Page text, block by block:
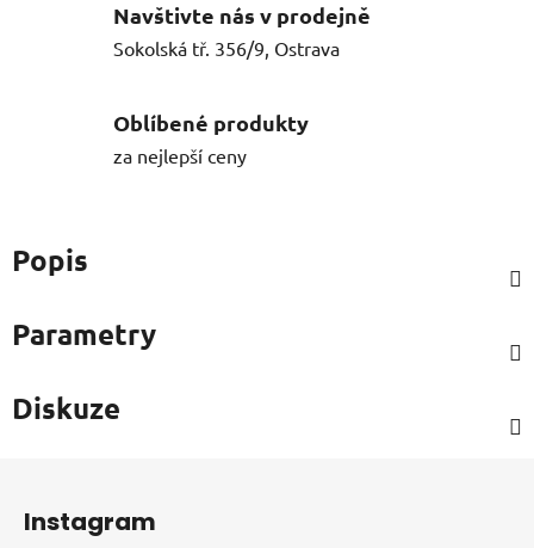
Navštivte nás v prodejně
Sokolská tř. 356/9, Ostrava
Oblíbené produkty
za nejlepší ceny
Popis
Parametry
Diskuze
Instagram